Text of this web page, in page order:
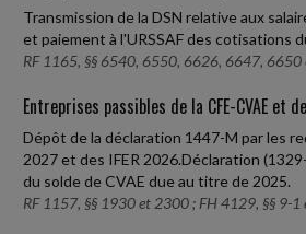
Transmission de la DSN relative aux
et paiement à l'URSSAF des cotisations
RF 1165, §§ 6540, 6550, 6626, 6647,
Entreprises passibles de la CFE-CVAE et
Dépôt de la déclaration 1447-M par les
2027 et des IFER 2026.Déclaration
du solde de CVAE due au titre de 2025.
RF 1157, §§ 1930 et 2300 ; FH 4129, §§ 9-1